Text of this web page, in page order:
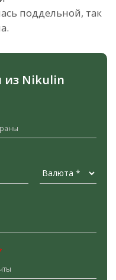
поддельной, так
из Nikulin